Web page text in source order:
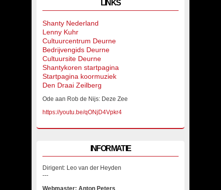
LINKS
Shanty Nederland
Lenny Kuhr
Cultuurcentrum Deurne
Bedrijvengids Deurne
Cultuursite Deurne
Shantykoren startpagina
Startpagina koormuziek
Den Draai Zeilberg
Ode aan Rob de Nijs: Deze Zee
https://youtu.be/qONjD4Vpkr4
INFORMATIE
Dirigent: Leo van der Heyden
---
Webmaster: Anton Peters